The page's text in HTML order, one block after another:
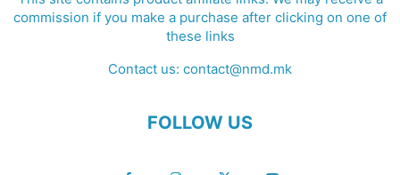
commission if you make a purchase after clicking on one of
these links
Contact us: contact@nmd.mk
FOLLOW US